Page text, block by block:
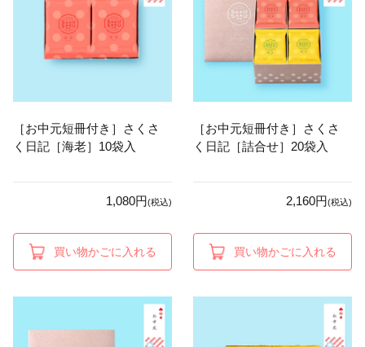
［お中元短冊付き］さくさ
く日記［海老］10袋入
1,080円(税込)
買い物かごに入れる
［お中元短冊付き］さくさ
く日記［詰合せ］20袋入
2,160円(税込)
買い物かごに入れる